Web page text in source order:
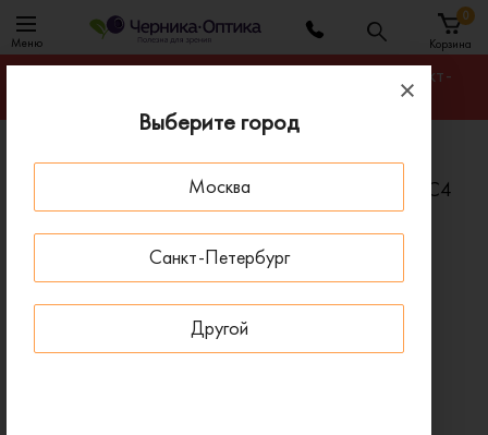
Выберите город
Москва
Санкт-Петербург
Другой
Меню Корзина
0
Гарантируем лучшую цену на любую оправу в Санкт-
Главная
Солнцезащитные очки
Солнцезащитные очки V.YUDASHKIN VY 3-2342 C4
- 50 % ДО 15 АВГУСТА